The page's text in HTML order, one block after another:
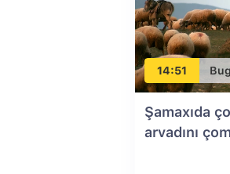
14:51
Şamaxıda
arvadını